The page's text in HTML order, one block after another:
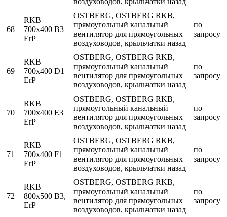
68
RKB
700x400 B3
ErP
OSTBERG, OSTBERG RKB,
прямоугольный канальный
вентилятор для прямоугольных
воздуховодов, крыльчатки назад
по
запросу
69
RKB
700x400 D1
ErP
OSTBERG, OSTBERG RKB,
прямоугольный канальный
вентилятор для прямоугольных
воздуховодов, крыльчатки назад
по
запросу
70
RKB
700x400 E3
ErP
OSTBERG, OSTBERG RKB,
прямоугольный канальный
вентилятор для прямоугольных
воздуховодов, крыльчатки назад
по
запросу
71
RKB
700x400 F1
ErP
OSTBERG, OSTBERG RKB,
прямоугольный канальный
вентилятор для прямоугольных
воздуховодов, крыльчатки назад
по
запросу
72
RKB
800x500 B3,
ErP
OSTBERG, OSTBERG RKB,
прямоугольный канальный
вентилятор для прямоугольных
воздуховодов, крыльчатки назад
по
запросу